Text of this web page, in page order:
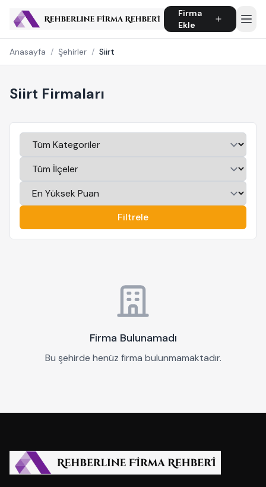
Firma
Ekle
Anasayfa / Şehirler / Siirt
Siirt Firmaları
Filtrele
Firma Bulunamadı
Bu şehirde henüz firma bulunmamaktadır.